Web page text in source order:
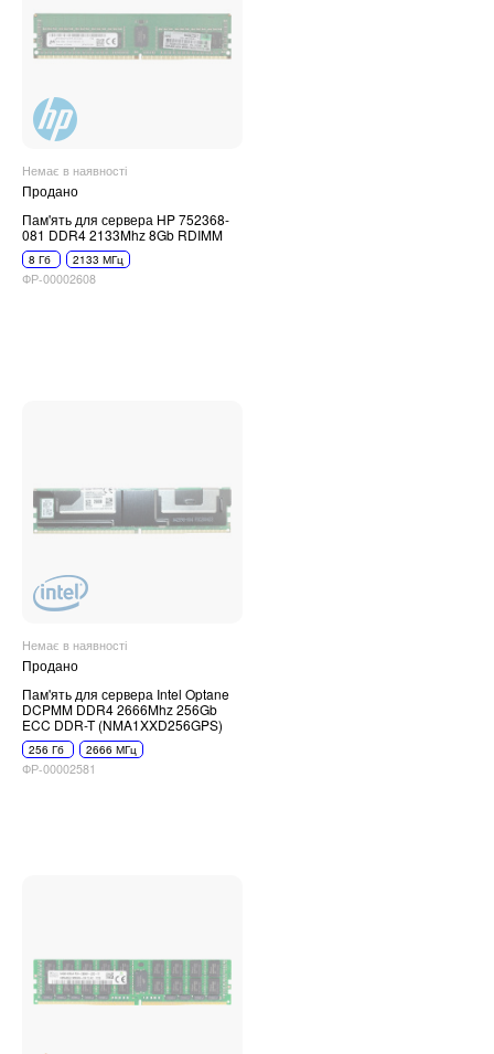
Немає в наявності
Продано
Пам'ять для сервера HP 752368-
081 DDR4 2133Mhz 8Gb RDIMM
8 Гб 2133 МГц
ФР-00002608
Немає в наявності
Продано
Пам'ять для сервера Intel Optane
DCPMM DDR4 2666Mhz 256Gb
ECC DDR-T (NMA1XXD256GPS)
256 Гб 2666 МГц
ФР-00002581